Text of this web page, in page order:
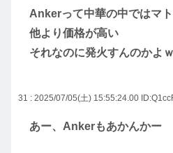
Ankerって中華の中ではマ
他より価格が高い
それなのに発火すんのかよｗ
31 : 2025/07/05(土) 15:55:24.00
あー、Ankerもあかんかー